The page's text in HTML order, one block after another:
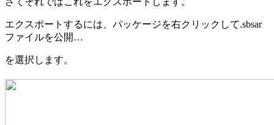
エクスポートするには、パッケージを右クリックして.sbsar
ファイルを公開…
を選択します。